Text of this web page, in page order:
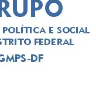
ou um bar,
ser um espaço onde
de permanecer.